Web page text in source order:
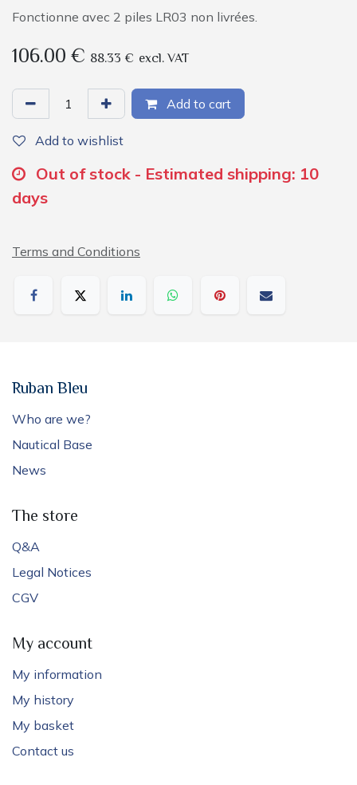
Fonctionne avec 2 piles LR03 non livrées.
106.00€ 88.33 € excl. VAT
Add to cart
Add to wishlist
Out of stock - Estimated shipping: 10
days
Terms and Conditions
Ruban Bleu
Who are we?
Nautical Base
News
The store
Q&A
Legal Notices
CGV
My account
My information
My history
My basket
Contact us